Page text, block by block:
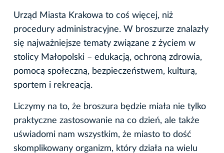
Urząd Miasta Krakowa to coś więcej, niż
procedury administracyjne. W broszurze znalazły
się najważniejsze tematy związane z życiem w
stolicy Małopolski – edukacją, ochroną zdrowia,
pomocą społeczną, bezpieczeństwem, kulturą,
sportem i rekreacją.
Liczymy na to, że broszura będzie miała nie tylko
praktyczne zastosowanie na co dzień, ale także
uświadomi nam wszystkim, że miasto to dość
skomplikowany organizm, który działa na wielu